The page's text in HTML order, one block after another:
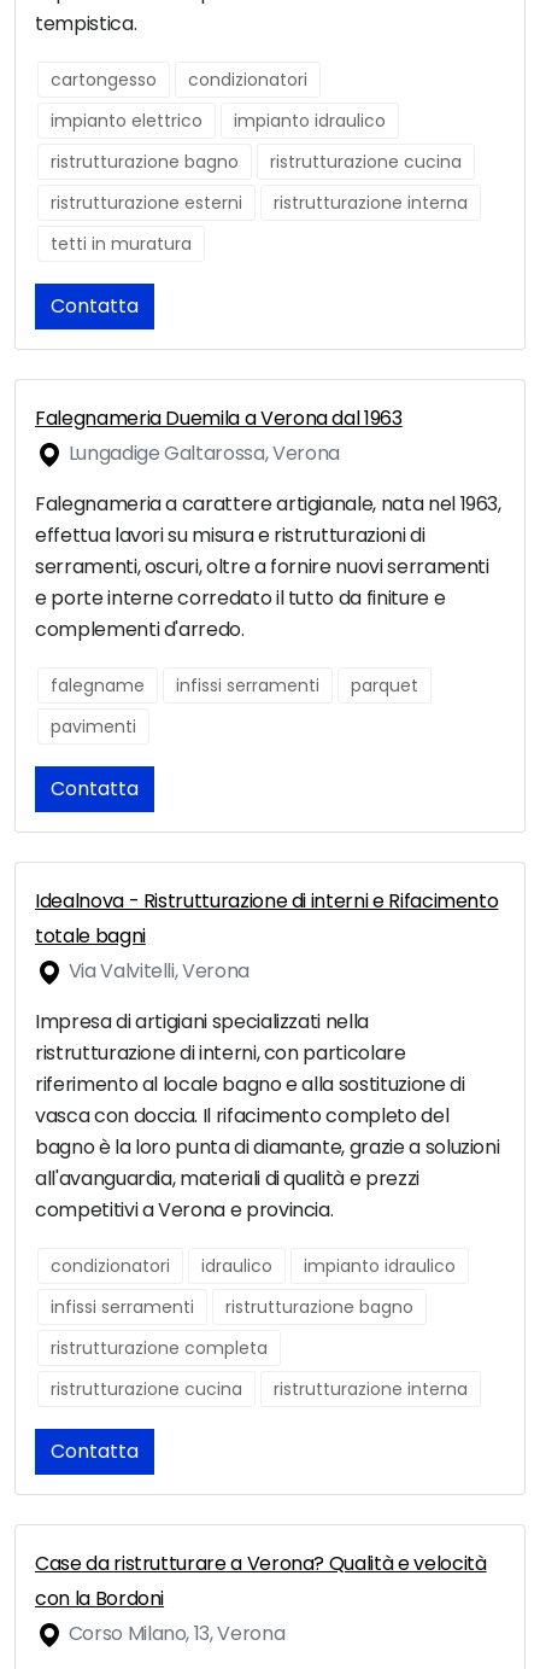
tempistica.
cartongesso
condizionatori
impianto elettrico
impianto idraulico
ristrutturazione bagno
ristrutturazione cucina
ristrutturazione esterni
ristrutturazione interna
tetti in muratura
Contatta
Falegnameria Duemila a Verona dal 1963
Lungadige Galtarossa, Verona
Falegnameria a carattere artigianale, nata nel 1963,
effettua lavori su misura e ristrutturazioni di
serramenti, oscuri, oltre a fornire nuovi serramenti
e porte interne corredato il tutto da finiture e
complementi d'arredo.
falegname infissi serramenti
parquet
pavimenti
Contatta
Idealnova - Ristrutturazione di interni e Rifacimento
totale bagni
Via Valvitelli, Verona
Impresa di artigiani specializzati nella
ristrutturazione di interni, con particolare
riferimento al locale bagno e alla sostituzione di
vasca con doccia. Il rifacimento completo del
bagno è la loro punta di diamante, grazie a soluzioni
all'avanguardia, materiali di qualità e prezzi
competitivi a Verona e provincia.
condizionatori idraulico
impianto idraulico
infissi serramenti
ristrutturazione bagno
ristrutturazione completa
ristrutturazione cucina
ristrutturazione interna
Contatta
Case da ristrutturare a Verona? Qualità e velocità
con la Bordoni
Corso Milano, 13, Verona